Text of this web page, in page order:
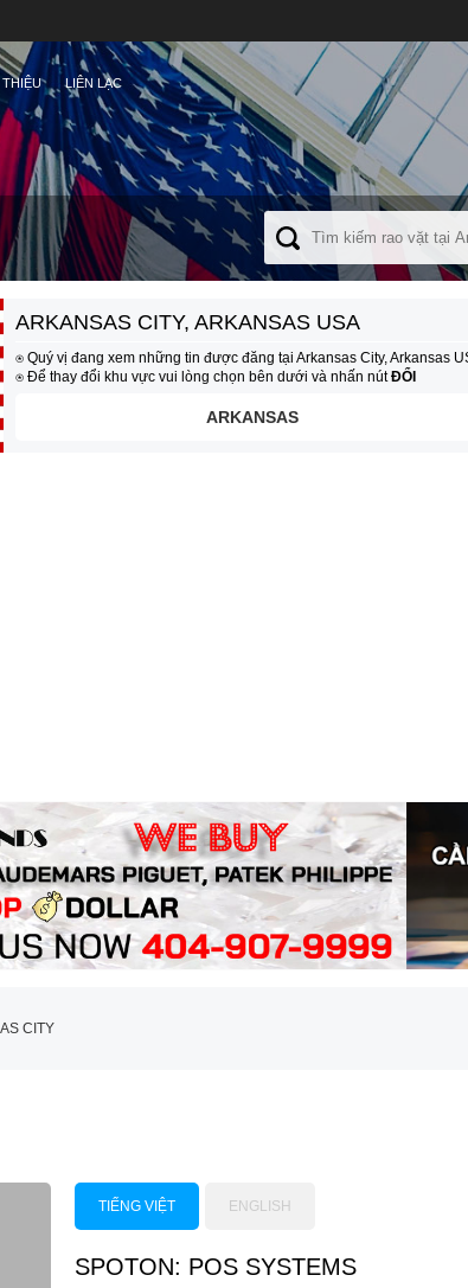
LIÊN LẠC
ARKANSAS CITY, ARKANSAS USA
⍟ Quý vị đang xem những tin được đăng tại Arkansas City, Arkansas
⍟ Để thay đổi khu vực vui lòng chọn bên dưới và nhấn nútĐỔI
ARKANSAS
CITY
TIẾNG VIỆT ENGLISH
SPOTON: POS SYSTEMS